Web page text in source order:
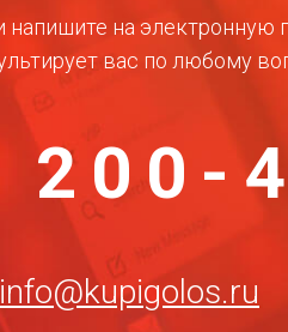
напишите на электронную
вас по любому
200-
info@kupigolos.ru